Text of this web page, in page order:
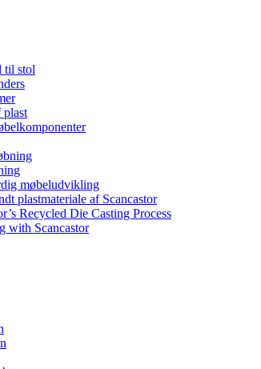
til stol
plast
møbeludvikling
plastmateriale af Scancastor
Recycled Die Casting Process
with Scancastor